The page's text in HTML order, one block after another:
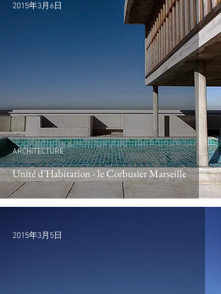
Unité d'Habitation - le Corbusier Marseille
ARCHITECTURE
2015年3月6日
2015年3月5日